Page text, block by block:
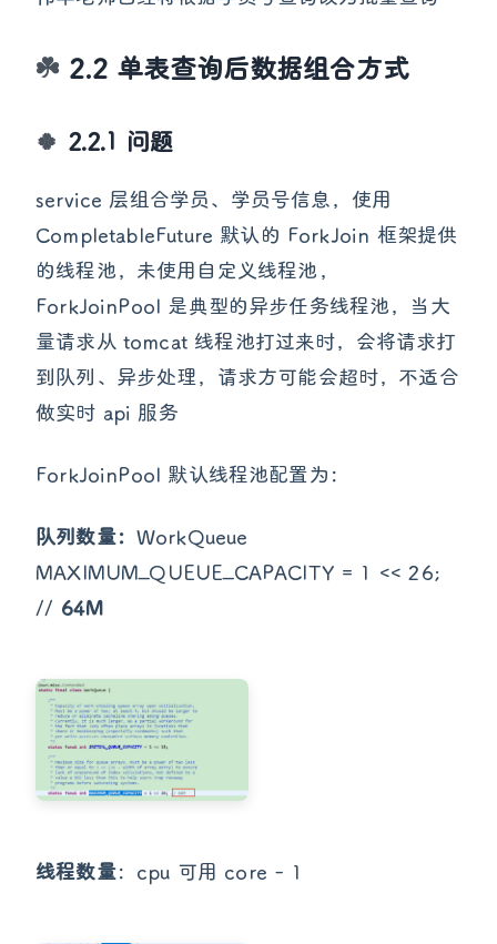
2.2 单表查询后数据组合方式
2.2.1 问题
service 层组合学员、学员号信息，使用
CompletableFuture 默认的 ForkJoin 框架提供
的线程池，未使用自定义线程池，
ForkJoinPool 是典型的异步任务线程池，当大
量请求从 tomcat 线程池打过来时，会将请求打
到队列、异步处理，请求方可能会超时，不适合
做实时 api 服务
ForkJoinPool 默认线程池配置为：
队列数量： WorkQueue
MAXIMUM_QUEUE_CAPACITY = 1 << 26;
// 64M
线程数量：cpu 可用 core - 1